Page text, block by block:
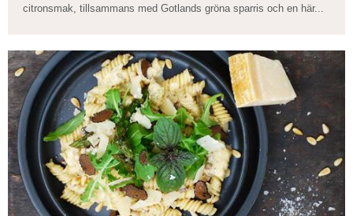
citronsmak, tillsammans med Gotlands gröna sparris och en här...